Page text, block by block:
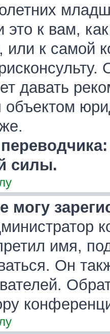
это к вам,
или к самой
давать
объектом
силы.
могу
имя,
Он